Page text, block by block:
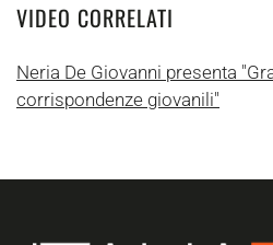
VIDEO CORRELATI
Neria De Giovanni presenta
corrispondenze giovanili"